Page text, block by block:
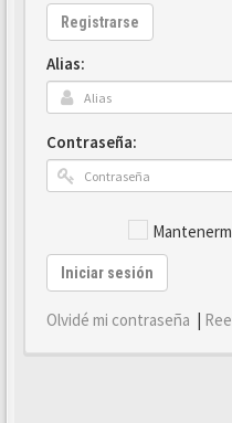
Registrarse
Alias:
Contraseña:
Iniciar sesión
Olvidé mi contraseña |